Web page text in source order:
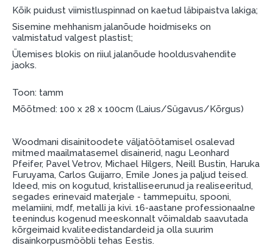
Lepingu tingimused:
Liisingulepingu võib allkirjastada ainult see isik,
kes on märgitud krediidi saamise lepingus.
Lisateave:
Enne krediidi vormistamist palun tutvuge
kauba tarnetingimustega , samuti
garantii ja tagastamise tingimustega
Finantsvastutus:
Laenake vastutustundlikult! Enne laenamist
palun hinnake oma finantsvõimalusi.
Kõik puidust viimistluspinnad on kaetud läbipaistva lakiga;
Sisemine mehhanism jalanõude hoidmiseks on
valmistatud valgest plastist;
Ülemises blokis on riiul jalanõude hooldusvahendite
jaoks.
Toon: tamm
Mõõtmed: 100 x 28 x 100cm (Laius/Sügavus/Kõrgus)
Woodmani disainitoodete väljatöötamisel osalevad
mitmed maailmatasemel disainerid, nagu Leonhard
Pfeifer, Pavel Vetrov, Michael Hilgers, Neill Bustin, Haruka
Furuyama, Carlos Guijarro, Emile Jones ja paljud teised.
Ideed, mis on kogutud, kristalliseerunud ja realiseeritud,
segades erinevaid materjale - tammepuitu, spooni,
melamiini, mdf, metalli ja kivi. 16-aastane professionaalne
teenindus kogenud meeskonnalt võimaldab saavutada
kõrgeimaid kvaliteedistandardeid ja olla suurim
disainkorpusmööbli tehas Eestis.